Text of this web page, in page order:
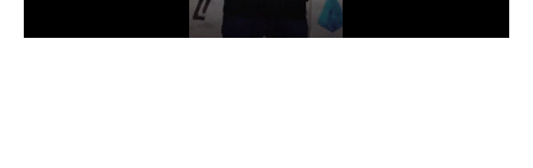
دوري أبطال إفريقيا